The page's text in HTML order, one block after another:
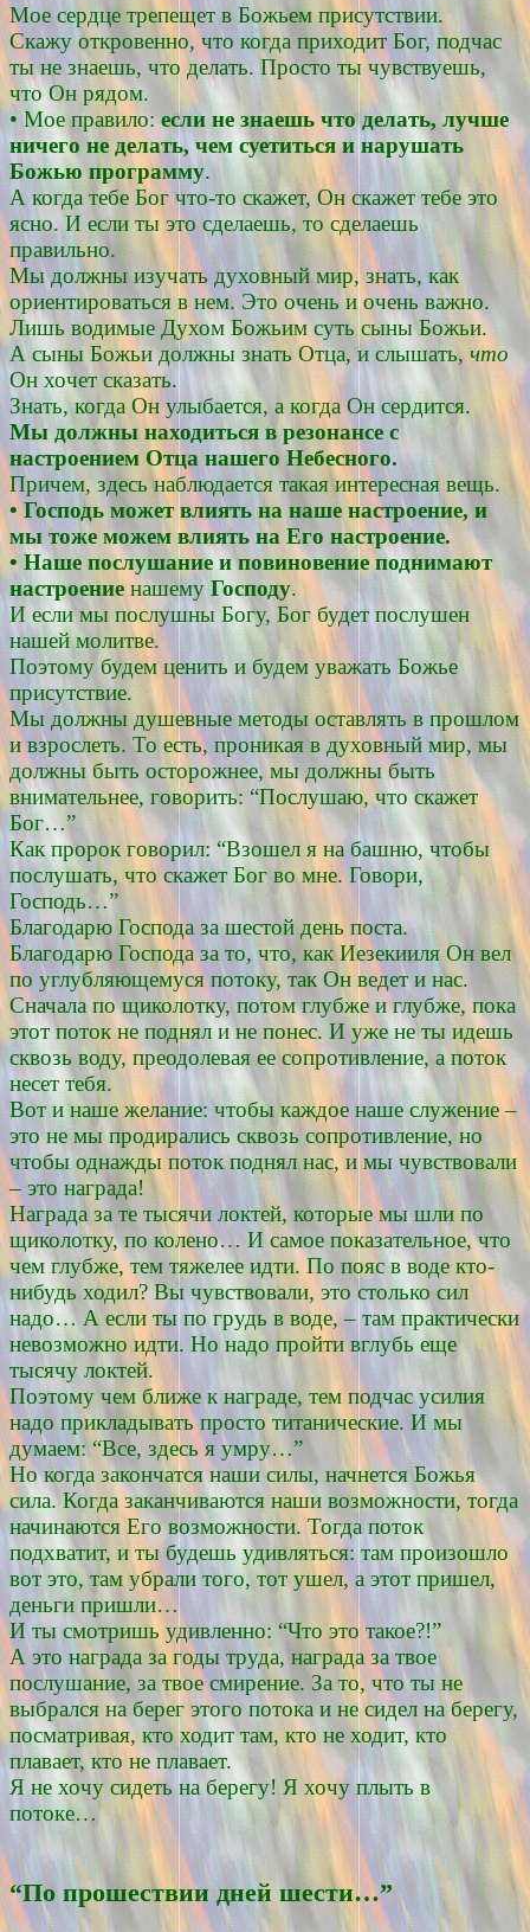
Мое сердце трепещет в Божьем присутствии.
Скажу откровенно, что когда приходит Бог, подчас
ты не знаешь, что делать. Просто ты чувствуешь,
что Он рядом.
• Мое правило:если не знаешь что делать, лучше
ничего не делать, чем суетиться и нарушать
Божью программу.
А когда тебе Бог что-то скажет, Он скажет тебе это
ясно. И если ты это сделаешь, то сделаешь
правильно.
Мы должны изучать духовный мир, знать, как
ориентироваться в нем. Это очень и очень важно.
Лишь водимые Духом Божьим суть сыны Божьи.
А сыны Божьи должны знать Отца, и слышать, что
Он хочет сказать.
Знать, когда Он улыбается, а когда Он сердится.
Мы должны находиться в резонансе с
настроением Отца нашего Небесного.
Причем, здесь наблюдается такая интересная вещь.
• Господь может влиять на наше настроение, и
мы тоже можем влиять на Его настроение.
• Наше послушание и повиновение поднимают
настроениенашему Господу.
И если мы послушны Богу, Бог будет послушен
нашей молитве.
Поэтому будем ценить и будем уважать Божье
присутствие.
Мы должны душевные методы оставлять в прошлом
и взрослеть. То есть, проникая в духовный мир, мы
должны быть осторожнее, мы должны быть
внимательнее, говорить: “Послушаю, что скажет
Бог…”
Как пророк говорил: “Взошел я на башню, чтобы
послушать, что скажет Бог во мне. Говори,
Господь…”
Благодарю Господа за шестой день поста.
Благодарю Господа за то, что, как Иезекииля Он вел
по углубляющемуся потоку, так Он ведет и нас.
Сначала по щиколотку, потом глубже и глубже, пока
этот поток не поднял и не понес. И уже не ты идешь
сквозь воду, преодолевая ее сопротивление, а поток
несет тебя.
Вот и наше желание: чтобы каждое наше служение –
это не мы продирались сквозь сопротивление, но
чтобы однажды поток поднял нас, и мы чувствовали
– это награда!
Награда за те тысячи локтей, которые мы шли по
щиколотку, по колено… И самое показательное, что
чем глубже, тем тяжелее идти. По пояс в воде кто-
нибудь ходил? Вы чувствовали, это столько сил
надо… А если ты по грудь в воде, – там практически
невозможно идти. Но надо пройти вглубь еще
тысячу локтей.
Поэтому чем ближе к награде, тем подчас усилия
надо прикладывать просто титанические. И мы
думаем: “Все, здесь я умру…”
Но когда закончатся наши силы, начнется Божья
сила. Когда заканчиваются наши возможности, тогда
начинаются Его возможности. Тогда поток
подхватит, и ты будешь удивляться: там произошло
вот это, там убрали того, тот ушел, а этот пришел,
деньги пришли…
И ты смотришь удивленно: “Что это такое?!”
А это награда за годы труда, награда за твое
послушание, за твое смирение. За то, что ты не
выбрался на берег этого потока и не сидел на берегу,
посматривая, кто ходит там, кто не ходит, кто
плавает, кто не плавает.
Я не хочу сидеть на берегу! Я хочу плыть в
потоке…
“По прошествии дней шести…”